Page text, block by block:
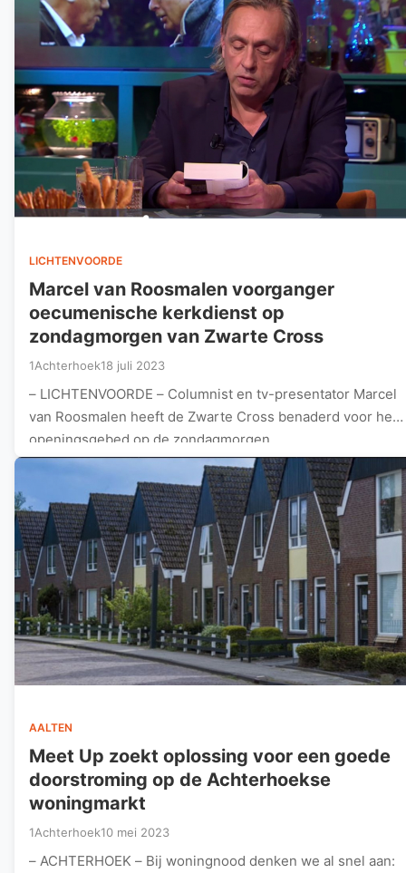
LICHTENVOORDE
Marcel van Roosmalen voorganger
oecumenische kerkdienst op
zondagmorgen van Zwarte Cross
1Achterhoek18 juli 2023
– LICHTENVOORDE – Columnist en tv-presentator Marcel
van Roosmalen heeft de Zwarte Cross benaderd voor het
openingsgebed op de zondagmorgen…
AALTEN
Meet Up zoekt oplossing voor een goede
doorstroming op de Achterhoekse
woningmarkt
1Achterhoek10 mei 2023
– ACHTERHOEK – Bij woningnood denken we al snel aan: